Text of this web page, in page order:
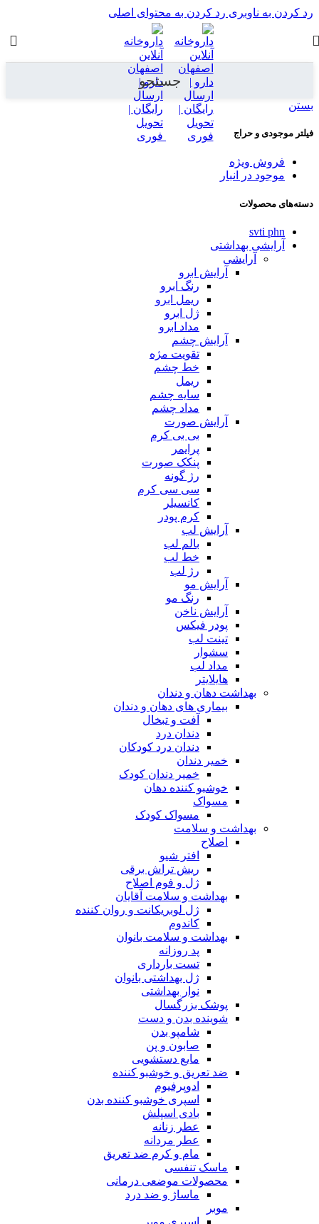
رد کردن به ناوبری رد کردن به محتوای اصلی
جستجو
بستن
فیلتر موجودی و حراج
فروش ویژه
موجود در انبار
دسته‌های محصولات
svti phn
آرایشی بهداشتی
آرایشی
آرایش ابرو
رنگ ابرو
ریمل ابرو
ژل ابرو
مداد ابرو
آرایش چشم
تقویت مژه
خط چشم
ریمل
سایه چشم
مداد چشم
آرایش صورت
بی بی کرم
پرایمر
پنکک صورت
رژ گونه
سی سی کرم
کانسیلر
کرم پودر
آرایش لب
بالم لب
خط لب
رژ لب
آرایش مو
رنگ مو
آرایش ناخن
پودر فیکس
تینت لب
سشوار
مداد لب
هایلایتر
بهداشت دهان و دندان
بیماری های دهان و دندان
آفت و تبخال
دندان درد
دندان درد کودکان
خمیر دندان
خمیر دندان کودک
خوشبو کننده دهان
مسواک
مسواک کودک
بهداشت و سلامت
اصلاح
افتر شیو
ریش تراش برقی
ژل و فوم اصلاح
بهداشت و سلامت آقایان
ژل لوبریکانت و روان کننده
کاندوم
بهداشت و سلامت بانوان
پد روزانه
تست بارداری
ژل بهداشتی بانوان
نوار بهداشتی
پوشک بزرگسال
شوینده بدن و دست
شامپو بدن
صابون و پن
مایع دستشویی
ضد تعریق و خوشبو کننده
ادوپرفیوم
اسپری خوشبو کننده بدن
بادی اسپلش
عطر زنانه
عطر مردانه
مام و کرم ضد تعریق
ماسک تنفسی
محصولات موضعی درمانی
ماساژ و ضد درد
موبر
اسپری موبر